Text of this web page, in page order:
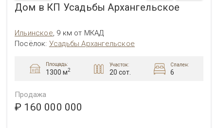
Дом в КП Усадьбы Архангельское
Ильинское, 9 км от МКАД
Посёлок: Усадьбы Архангельское
Площадь:
1300 м2
Участок:
20 сот.
Спален:
6
Продажа
₽ 160 000 000